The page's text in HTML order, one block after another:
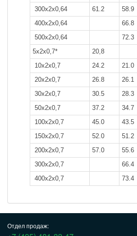
300x2x0,64
61.2 58.9
400x2x0,64
66.8
500x2x0,64
72.3
5х2х0,7*
20,8
10x2x0,7
24.2 21.0
20x2x0,7
26.8 26.1
30x2x0,7
30.5 28.3
50x2x0,7
37.2 34.7
100x2x0,7
45.0 43.5
150x2x0,7
52.0 51.2
200x2x0,7
57.0 55.6
300x2x0,7
66.4
400x2x0,7
73.4
Отдел продаж: